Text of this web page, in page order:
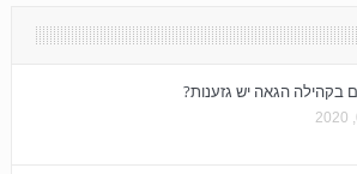
בקהילה הגאה יש גזענות?